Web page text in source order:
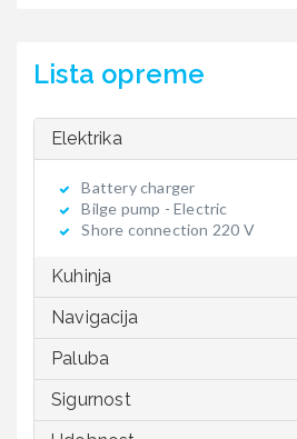
Lista opreme
Elektrika
Battery charger
Bilge pump - Electric
Shore connection 220 V
Kuhinja
Navigacija
Paluba
Sigurnost